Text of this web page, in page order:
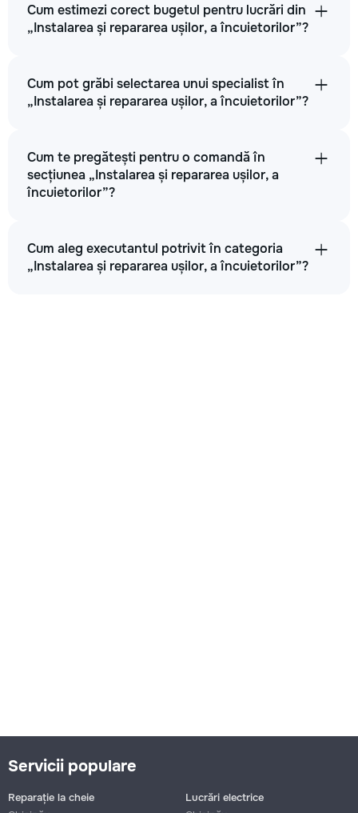
Cum estimezi corect bugetul pentru lucrări din
„Instalarea și repararea ușilor, a încuietorilor”?
Cum pot grăbi selectarea unui specialist în
„Instalarea și repararea ușilor, a încuietorilor”?
Cum te pregătești pentru o comandă în
secțiunea „Instalarea și repararea ușilor, a
încuietorilor”?
Cum aleg executantul potrivit în categoria
„Instalarea și repararea ușilor, a încuietorilor”?
Servicii populare
Reparație la cheie
Lucrări electrice